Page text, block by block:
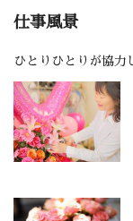
仕事風景
ひとりひとりが協力